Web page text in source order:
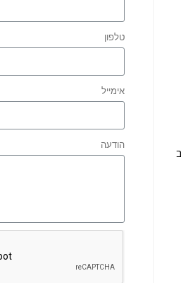
טלפון
אימייל
הודעה